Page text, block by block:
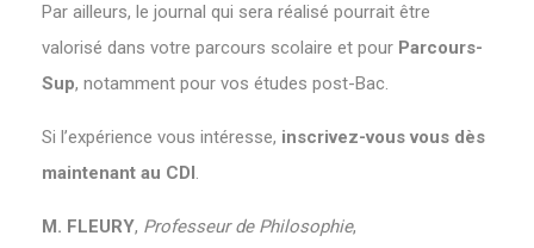
Par ailleurs, le journal qui sera réalisé pourrait être
valorisé dans votre parcours scolaire et pour Parcours-
Sup, notamment pour vos études post-Bac.
Si l’expérience vous intéresse, inscrivez-vous vous dès
maintenant au CDI .
M. FLEURY, Professeur de Philosophie,